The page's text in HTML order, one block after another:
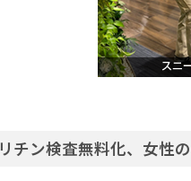
チン検査無料化、女性